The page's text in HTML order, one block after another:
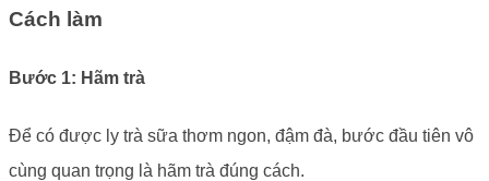
Cách làm
Bước 1: Hãm trà
Để có được ly trà sữa thơm ngon, đậm đà, bước đầu tiên vô
cùng quan trọng là hãm trà đúng cách.